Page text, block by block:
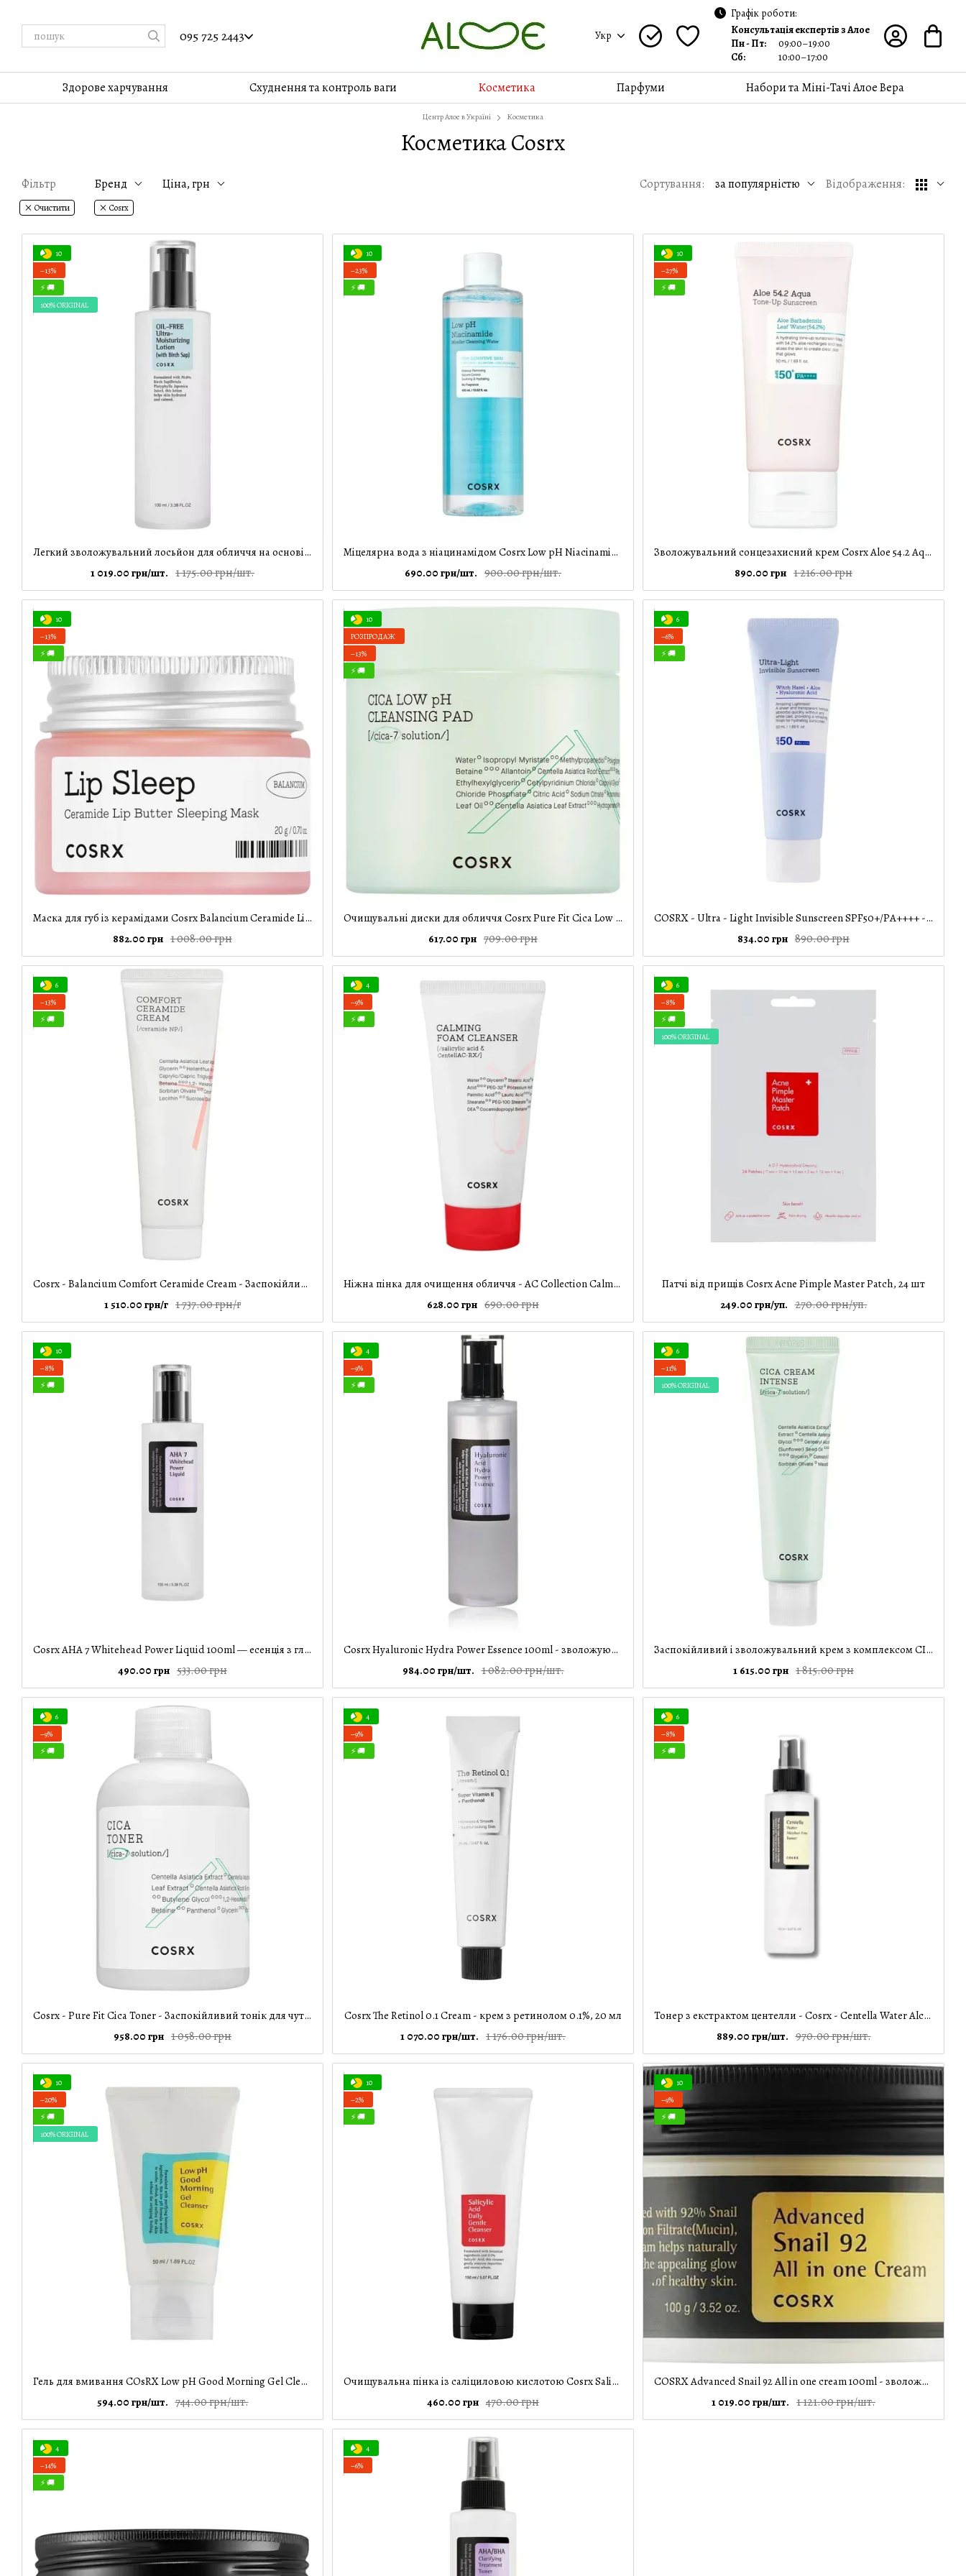
095 725 2443 Укр
Графік роботи:
Консультація експертів з Алое
Пн - Пт:
09:00–19:00
Сб:
10:00–17:00
Здорове харчування Cхуднення та контроль ваги Косметика Парфуми Набори та Міні-Тачі Алое Вера
Центр Алое в Україні Косметика
Косметика Cosrx
Фільтр
Очистити
Бренд
Cosrx
Ціна, грн Сортування: за популярністю Відображення:
10
−13%
⚡ 🚚
100% ORIGINAL
Легкий зволожувальний лосьйон для обличчя на основі березового соку Oil-Free Ultra-Moisturizing Lotion Cosrx, 100 мл
1 175.00 грн/шт.
1 019.00 грн/шт.
10
−23%
⚡ 🚚
Міцелярна вода з ніацинамідом Cosrx Low pH Niacinamide Micellar Cleansing Water, 400 мл
900.00 грн/шт.
690.00 грн/шт.
10
−27%
⚡ 🚚
Зволожувальний сонцезахисний крем Cosrx Aloe 54.2 Aqua Tone-Up Sunscreen SPF50+/PA++++, 50 мл
1 216.00 грн
890.00 грн
10
−13%
⚡ 🚚
Маска для губ із керамідами Cosrx Balancium Ceramide Lip Butter Sleeping Mask, 20 g
1 008.00 грн
882.00 грн
10
РОЗПРОДАЖ
−13%
⚡ 🚚
Очищувальні диски для обличчя Cosrx Pure Fit Cica Low Ph Cleansing Pad, 100 шт
709.00 грн
617.00 грн
6
−6%
⚡ 🚚
COSRX - Ultra - Light Invisible Sunscreen SPF50+/PA++++ - Легкий зволожувальний сонцезахисний крем - 50ml
890.00 грн
834.00 грн
6
−13%
⚡ 🚚
Cosrx - Balancium Comfort Ceramide Cream - Заспокійливий крем з церамідами - 80g
1 737.00 грн/г
1 510.00 грн/г
4
−9%
⚡ 🚚
Ніжна пінка для очищення обличчя - AC Collection Calming Foam - Cosrx, 150 мл
690.00 грн
628.00 грн
6
−8%
⚡ 🚚
100% ORIGINAL
Патчі від прищів Cosrx Acne Pimple Master Patch, 24 шт
270.00 грн/уп.
249.00 грн/уп.
10
−8%
⚡ 🚚
Cosrx AHA 7 Whitehead Power Liquid 100ml — есенція з гліколевою кислотою 7%, 100 мл
533.00 грн
490.00 грн
4
−9%
⚡ 🚚
Cosrx Hyaluronic Hydra Power Essence 100ml - зволожуюча есенція з гіалуроновою кислотою, 100 мл
1 082.00 грн/шт.
984.00 грн/шт.
6
−11%
100% ORIGINAL
Заспокійливий і зволожувальний крем з комплексом CICA-7 Pure Fit (Cica Cream Intense) Cosrx, 50 мл
1 815.00 грн
1 615.00 грн
6
−9%
⚡ 🚚
Cosrx - Pure Fit Cica Toner - Заспокійливий тонік для чутливої шкіри - 150ml
1 058.00 грн
958.00 грн
4
−9%
⚡ 🚚
Cosrx The Retinol 0.1 Cream - крем з ретинолом 0.1%, 20 мл
1 176.00 грн/шт.
1 070.00 грн/шт.
6
−8%
⚡ 🚚
Тонер з екстрактом центелли - Cosrx - Centella Water Alcohol-Free Toner, 150 мл
970.00 грн/шт.
889.00 грн/шт.
10
−20%
⚡ 🚚
100% ORIGINAL
Гель для вмивання COsRX Low pH Good Morning Gel Cleanser, 50 мл
744.00 грн/шт.
594.00 грн/шт.
10
−2%
⚡ 🚚
Очищувальна пінка із саліциловою кислотою Cosrx Salicylic Acid Daily Gentle Cleanser, 150 мл
470.00 грн
460.00 грн
10
−9%
⚡ 🚚
COSRX Advanced Snail 92 All in one cream 100ml - зволожуючий крем для сяяння шкіри, 100 мл
1 121.00 грн/шт.
1 019.00 грн/шт.
4
−14%
⚡ 🚚
4
−6%